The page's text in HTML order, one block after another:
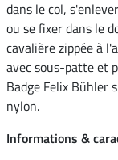
dans le col,
ou se fixer dans le
cavalière zippée à
avec sous-patte et
Badge Felix Bühler
nylon.
Informations &